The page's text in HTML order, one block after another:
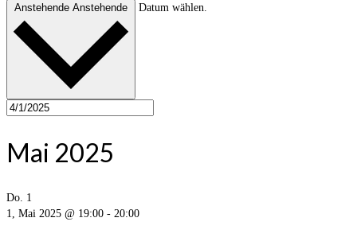
Anstehende Anstehende Datum wählen.
Mai 2025
Do. 1
1, Mai 2025 @ 19:00 - 20:00